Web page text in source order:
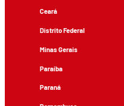
Ceará
Distrito Federal
Minas Gerais
Paraíba
Paraná